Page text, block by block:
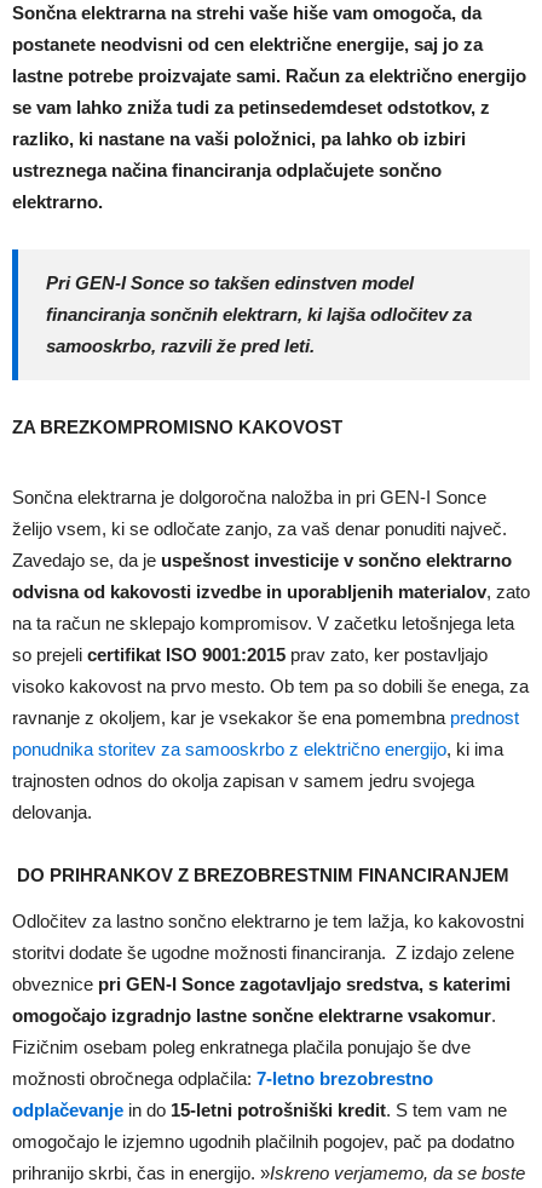
Sončna elektrarna na strehi vaše hiše vam omogoča, da
postanete neodvisni od cen električne energije, saj jo za
lastne potrebe proizvajate sami. Račun za električno energijo
se vam lahko zniža tudi za petinsedemdeset odstotkov, z
razliko, ki nastane na vaši položnici, pa lahko ob izbiri
ustreznega načina financiranja odplačujete sončno
elektrarno.
Pri GEN-I Sonce so takšen edinstven model
financiranja sončnih elektrarn, ki lajša odločitev za
samooskrbo, razvili že pred leti.
ZA BREZKOMPROMISNO KAKOVOST
Sončna elektrarna je dolgoročna naložba in pri GEN-I Sonce
želijo vsem, ki se odločate zanjo, za vaš denar ponuditi največ.
Zavedajo se, da je uspešnost investicije v sončno elektrarno
odvisna od kakovosti izvedbe in uporabljenih materialov, zato
na ta račun ne sklepajo kompromisov. V začetku letošnjega leta
so prejeli certifikat ISO 9001:2015 prav zato, ker postavljajo
visoko kakovost na prvo mesto. Ob tem pa so dobili še enega, za
ravnanje z okoljem, kar je vsekakor še ena pomembna prednost
ponudnika storitev za samooskrbo z električno energijo, ki ima
trajnosten odnos do okolja zapisan v samem jedru svojega
delovanja.
DO PRIHRANKOV Z BREZOBRESTNIM FINANCIRANJEM
Odločitev za lastno sončno elektrarno je tem lažja, ko kakovostni
storitvi dodate še ugodne možnosti financiranja. Z izdajo zelene
obveznice pri GEN-I Sonce zagotavljajo sredstva, s katerimi
omogočajo izgradnjo lastne sončne elektrarne vsakomur.
Fizičnim osebam poleg enkratnega plačila ponujajo še dve
možnosti obročnega odplačila: 7-letno brezobrestno
odplačevanje in do 15-letni potrošniški kredit. S tem vam ne
omogočajo le izjemno ugodnih plačilnih pogojev, pač pa dodatno
prihranijo skrbi, čas in energijo. »Iskreno verjamemo, da se boste